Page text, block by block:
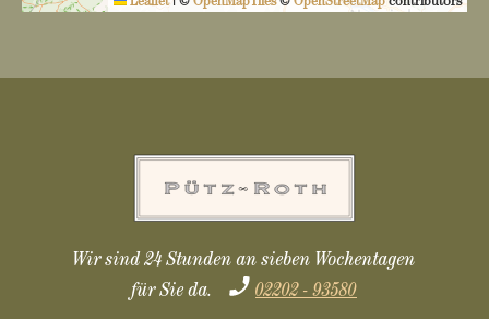
Leaflet | © OpenMapTiles© OpenStreetMap contributors
Wir sind 24 Stunden an sieben Wochentagen
für Sie da.
02202 - 93580